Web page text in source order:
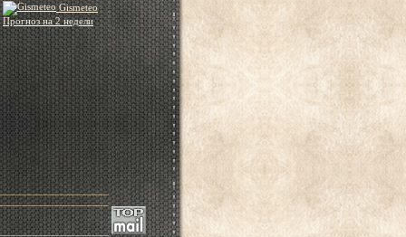
Gismeteo
Прогноз на 2 недели
____________________
____________________
____________________